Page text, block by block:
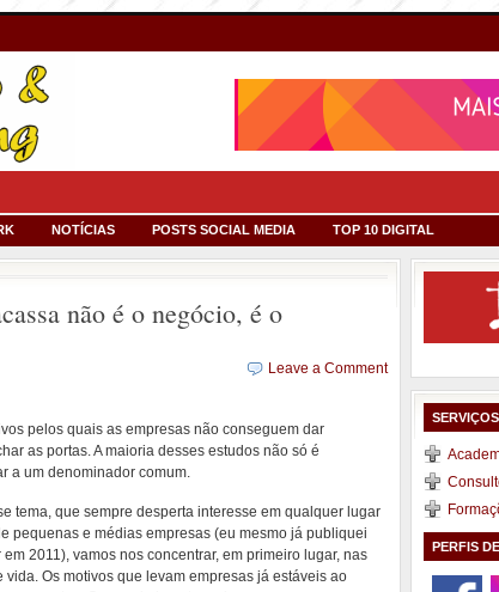
NOTÍCIAS POSTS SOCIAL MEDIA TOP 10 DIGITAL
não é o negócio, é o
Leave a Comment
pelos quais as empresas não conseguem dar
as portas. A maioria desses estudos não só é
a um denominador comum.
tema, que sempre desperta interesse em qualquer lugar
pequenas e médias empresas (eu mesmo já publiquei
2011), vamos nos concentrar, em primeiro lugar, nas
Os motivos que levam empresas já estáveis ao
PERFIS